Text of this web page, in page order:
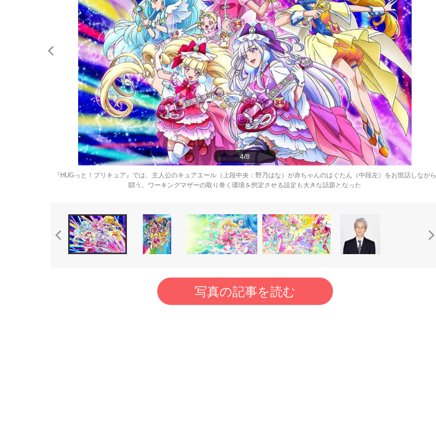
4/8
『HUGっと！プリキュア』では、主人公のキュアエール（上段中央：野乃はな）が赤ちゃんのはぐたん（中段左）をお世話しながら
闘う。ワーキングマザーの取り巻く環境を想定させる設定も大きな話題となった
写真の記事を読む